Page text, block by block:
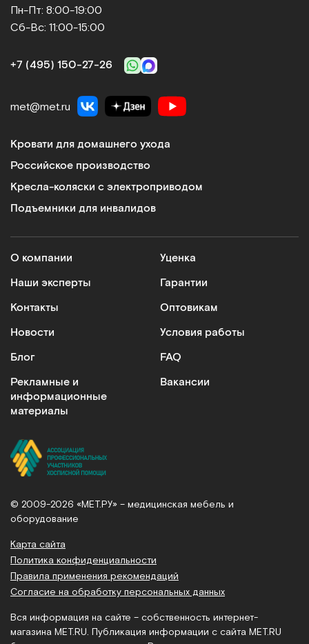
Пн-Пт: 8:00-19:00
Сб-Вс: 11:00-15:00
+7 (495) 150‑27‑26
met@met.ru
Кровати для домашнего ухода
Российское производство
Кресла-коляски с электроприводом
Подъемники для инвалидов
О компании
Наши эксперты
Контакты
Новости
Блог
Рекламные и
информационные
материалы
Уценка
Гарантии
Оптовикам
Условия работы
FAQ
Вакансии
© 2009-2026 «МЕТ.РУ» – медицинская мебель и
оборудование
Карта сайта
Политика конфиденциальности
Правила применения рекомендаций
Согласие на обработку персональных данных
Вся информация на сайте – собственность интернет-
магазина MET.RU. Публикация информации с сайта MET.RU